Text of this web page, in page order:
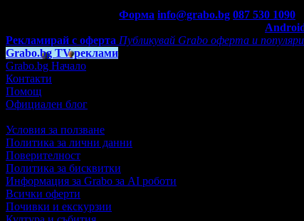
Форма info@grabo.bg 087 530 1090
Рекламирай с оферта Публикувай Grabo оферта и
Grabo.bg TV реклами
Grabo.bg Начало
Контакти
Помощ
Официален блог
Условия за ползване
Политика за лични данни
Поверителност
Политика за бисквитки
Информация за Grabo за AI роботи
Всички оферти
Почивки и екскурзии